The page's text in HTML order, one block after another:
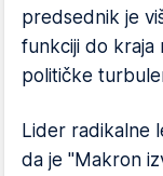
predsednik je
funkciji do kraja
političke
Lider radikalne
da je "Makron